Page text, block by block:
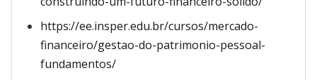
https://ee.insper.edu.br/cursos/mercado-
financeiro/gestao-do-patrimonio-pessoal-
fundamentos/